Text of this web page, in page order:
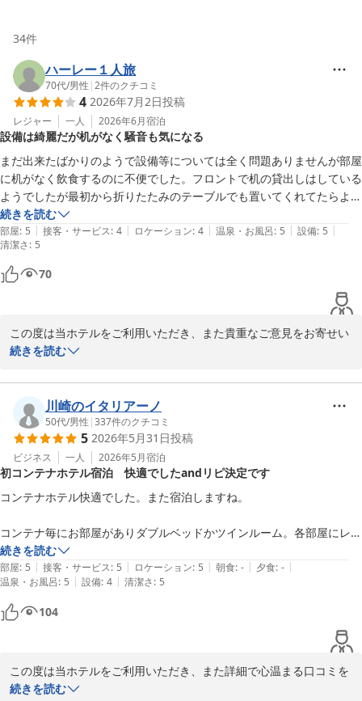
34件
ハーレー１人旅
70代/男性 |2件のクチコミ
4 2026年7月2日投稿
レジャー 一人 2026年6月宿泊
設備は綺麗だが机がなく騒音も気になる
まだ出来たばかりのようで設備等については全く問題ありませんが部屋
に机がなく飲食するのに不便でした。フロントで机の貸出しはしている
ようでしたが最初から折りたたみのテーブルでも置いてくれてたらよか
ったと思います。それから場所が場所だけに夜は静かなんだろうと思っ
ていましたが横に国道があり夜中でも大型車両の通るエンジン音がして
ました。ロケーションは全く期待してませんでしたがその通りでした。
続きを読む
部屋: 5 | 接客・サービス: 4 | ロケーション: 4 | 温泉・お風呂: 5 | 設備: 5 |
清潔さ: 5
70
この度は当ホテルをご利用いただき、また貴重なご意見をお寄せい
ただき誠にありがとうございます。
設備につきましてお褒めのお言葉を頂戴し、大変嬉しく存じます。
しかしながら、お部屋(ツインルーム)に机の設置がなく、お食事な
どの際にご不便をお掛けしましたこと、心よりお詫び申し上げま
す。現在は貸出用テーブルをご用意しておりますが、いただいたご
意見を真摯に受け止め、より快適にお過ごしいただける客室づくり
に向け、客室設備の充実について検討を進めてまいります。
また、夜間の車両走行音につきましても、ご期待に添えず申し訳ご
ざいませんでした。当ホテルは立地上、時間帯によっては国道を走
行する大型車両の音が聞こえる場合がございますが、お客様に少し
でも快適にお休みいただけるよう、防音対策を含めた環境改善につ
いても今後の課題として取り組んでまいります。
この度は貴重なご感想をお聞かせいただき、誠にありがとうござい
ました。いただいたご意見を今後の施設運営に活かし、より快適に
お過ごしいただけるホテルを目指してスタッフ一同努めてまいりま
す。また機会がございましたら、ぜひ当ホテルをご利用いただけま
続きを読む
川崎のイタリアーノ
50代/男性 |337件のクチコミ
5 2026年5月31日投稿
ビジネス 一人 2026年5月宿泊
初コンテナホテル宿泊 快適でしたandリピ決定です
コンテナホテル快適でした。また宿泊しますね。
コンテナ毎にお部屋がありダブルベッドかツインルーム。各部屋にレン
ジやドライヤーや冷蔵冷凍庫も付いてて便利。ホテルの個室がコンテナ
形式になってるのと変わらないので快適でした。アメニティ類はフロン
ト脇から持参。バスタオルやフェイスタオルは1枚づつ部屋に備え付け
られています。コインランドリールームもあってソフトドリンクのみ自
販機ルームがあり、隣地徒歩1、2分でファミリーマートもあるのでア
ルコール類その他はここで。徒歩または車で数分のところに飲食店もあ
るので実は便利。最寄駅から徒歩ではこの宿泊施設には遠すぎますが車
やバイクだと問題ないですね。屋根がない駐車場駐輪場なのがバイカー
や自転車の方にはマイナスだと思いますが天候次第ですね。
続きを読む
部屋: 5 | 接客・サービス: 5 | ロケーション: 5 | 朝食: - | 夕食: - |
温泉・お風呂: 5 | 設備: 4 | 清潔さ: 5
104
この度は当ホテルをご利用いただき、また詳細で心温まる口コミを
ご投稿いただき誠にありがとうございます。
続きを読む